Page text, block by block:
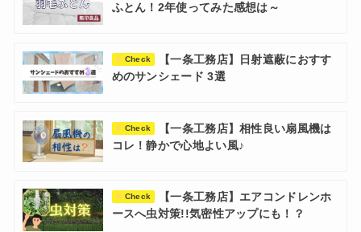
ふとん！2年使ってみた感想は～
Check
【一条工務店】日射遮蔽におすす
めのサンシェード 3選
Check
【一条工務店】相性良い扇風機は
コレ！静かで心地よい風♪
Check
【一条工務店】エアコンドレンホ
ースへ虫対策!!気密性アップにも！？